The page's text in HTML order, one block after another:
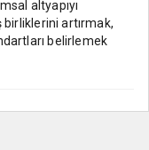
altyapıyı
artırmak,
belirlemek